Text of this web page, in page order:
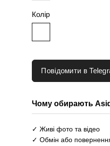
Колір
Повідомити в
Чому обирають
✓ Живі фото та відео
✓ Обмін або